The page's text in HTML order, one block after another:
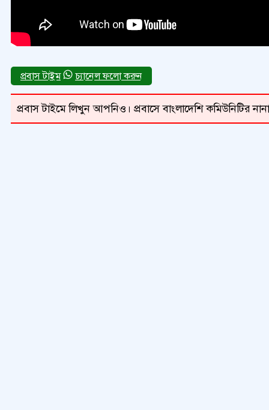
চ্যানেল ফলো করুন
প্রবাস টাইমে লিখুন আপনিও। প্রবাসে বাংলাদেশি কমিউনিটির